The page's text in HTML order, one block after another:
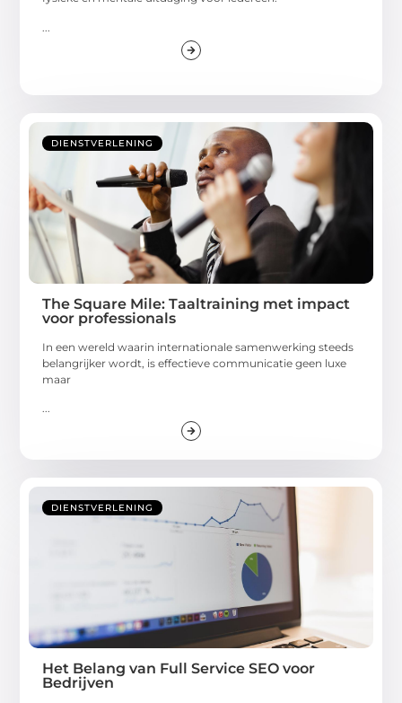
DIENSTVERLENING
The Square Mile: Taaltraining met impact
voor professionals
In een wereld waarin internationale samenwerking steeds
belangrijker wordt, is effectieve communicatie geen luxe
maar
...
DIENSTVERLENING
Het Belang van Full Service SEO voor
Bedrijven